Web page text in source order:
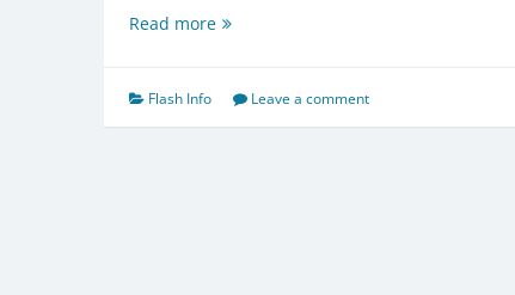
Read moreAssemblée
Flash Info Leave a comment